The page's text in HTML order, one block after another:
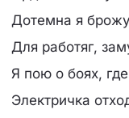
Дотемна я
Для работяг,
Я пою о боях,
Электричка